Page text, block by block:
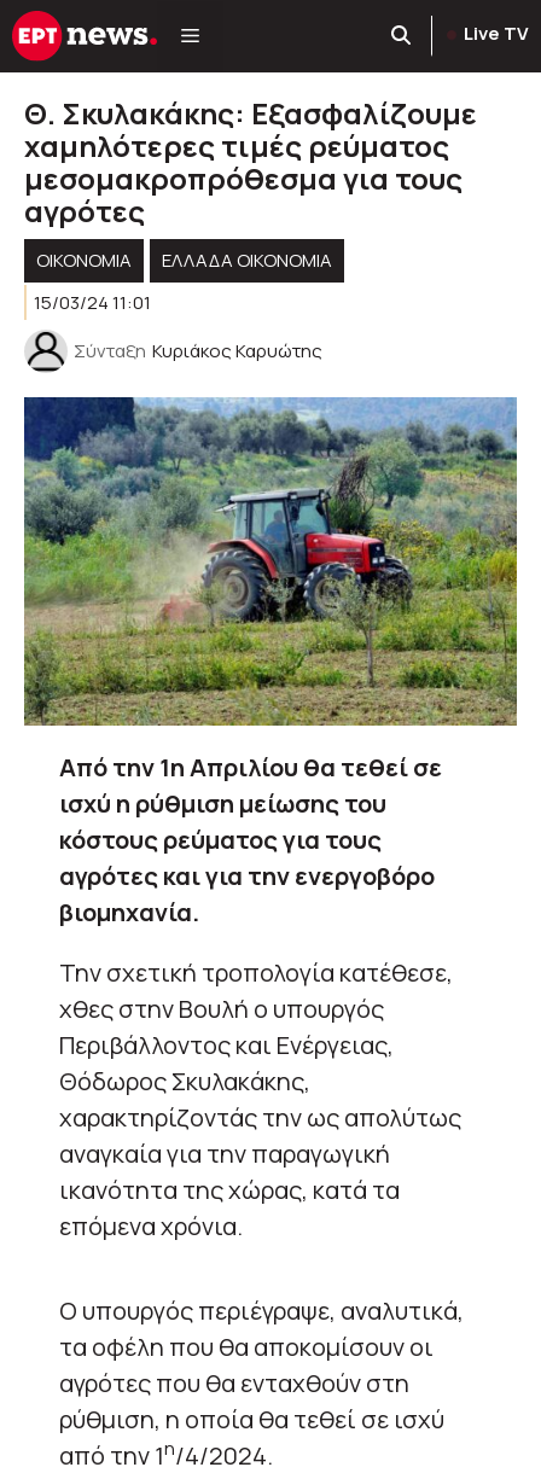
Μετάβαση
σε
Live TV
Θ. Σκυλακάκης: Εξασφαλίζουμε
χαμηλότερες τιμές ρεύματος
μεσομακροπρόθεσμα για τους
αγρότες
ΟΙΚΟΝΟΜΙΑ
ΕΛΛΆΔΑ ΟΙΚΟΝΟΜΊΑ
15/03/24 11:01
Σύνταξη Κυριάκος Καρυώτης
Από την 1η Απριλίου θα τεθεί σε
ισχύ η ρύθμιση μείωσης του
κόστους ρεύματος για τους
αγρότες και για την ενεργοβόρο
βιομηχανία.
Την σχετική τροπολογία κατέθεσε,
χθες στην Βουλή ο υπουργός
Περιβάλλοντος και Ενέργειας,
Θόδωρος Σκυλακάκης,
χαρακτηρίζοντάς την ως απολύτως
αναγκαία για την παραγωγική
ικανότητα της χώρας, κατά τα
επόμενα χρόνια.
Ο υπουργός περιέγραψε, αναλυτικά,
τα οφέλη που θα αποκομίσουν οι
αγρότες που θα ενταχθούν στη
ρύθμιση, η οποία θα τεθεί σε ισχύ
από την 1η/4/2024.